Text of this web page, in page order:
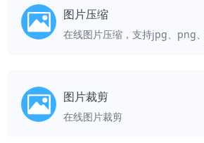
图片压缩
在线图片压缩，支持jpg、png
图片裁剪
在线图片裁剪